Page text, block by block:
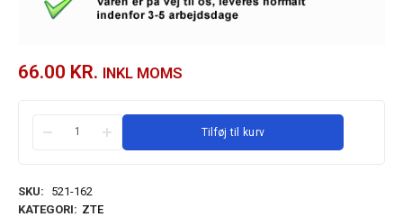
66.00 KR. INKL MOMS
Tilføj til kurv
SKU:
521-162
KATEGORI: ZTE